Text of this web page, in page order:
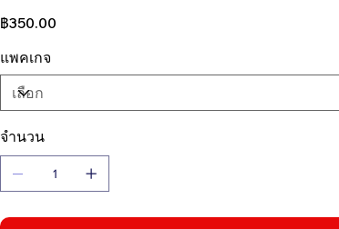
ราคา
฿350.00
แพคเกจ
จำนวน